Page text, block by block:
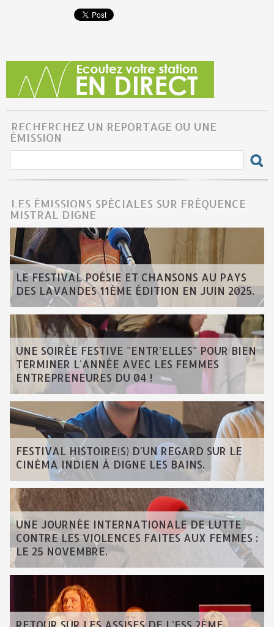
RECHERCHEZ UN REPORTAGE OU UNE
ÉMISSION
LES ÉMISSIONS SPÉCIALES SUR FRÉQUENCE
MISTRAL DIGNE
LE FESTIVAL POÉSIE ET CHANSONS AU PAYS
DES LAVANDES 11ÈME ÉDITION EN JUIN 2025.
UNE SOIRÉE FESTIVE "ENTR'ELLES" POUR BIEN
TERMINER L'ANNÉE AVEC LES FEMMES
ENTREPRENEURES DU 04 !
FESTIVAL HISTOIRE(S) D'UN REGARD SUR LE
CINÉMA INDIEN À DIGNE LES BAINS.
UNE JOURNÉE INTERNATIONALE DE LUTTE
CONTRE LES VIOLENCES FAITES AUX FEMMES :
LE 25 NOVEMBRE.